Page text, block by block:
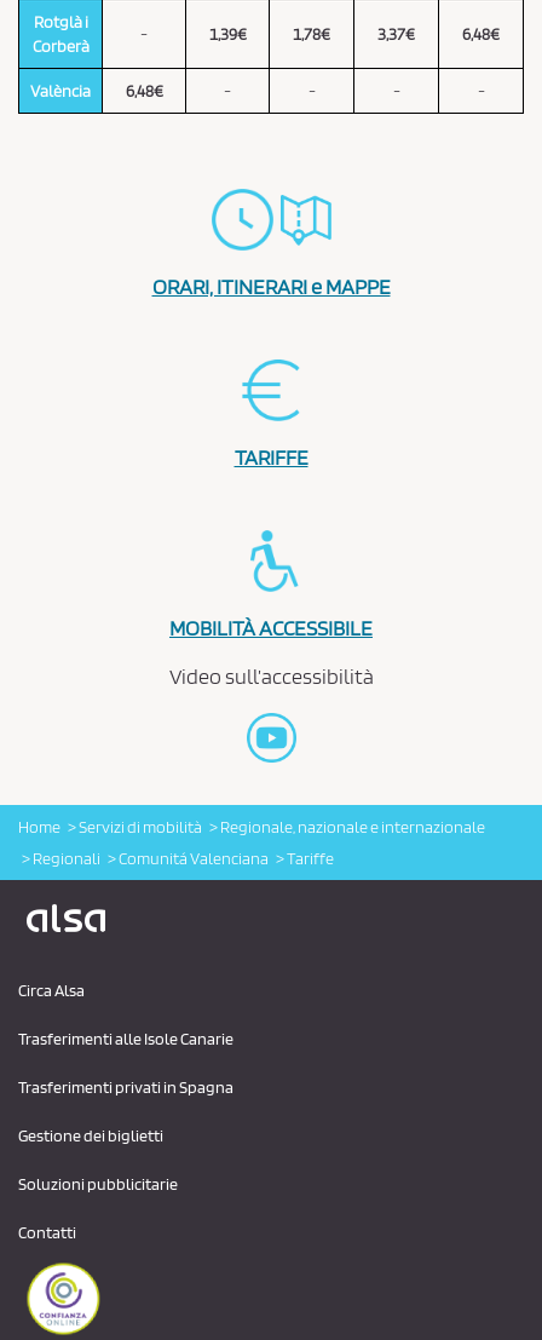
Rotglà i
Corberà
- 1,39€ 1,78€ 3,37€ 6,48€
València 6,48€ - - - -
ORARI, ITINERARI e MAPPE
TARIFFE
MOBILITÀ ACCESSIBILE
Video sull’accessibilità
Home Servizi di mobilità
Regionale, nazionale e internazionale
Regionali
Comunitá Valenciana Tariffe
Circa Alsa
Trasferimenti alle Isole Canarie
Trasferimenti privati ​​in Spagna
Gestione dei biglietti
Soluzioni pubblicitarie
Contatti
Logo Alsa